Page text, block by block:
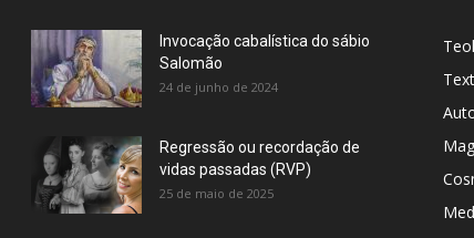
Invocação cabalística do sábio
Salomão
24 de junho de 2024
Regressão ou recordação de
vidas passadas (RVP)
25 de maio de 2025